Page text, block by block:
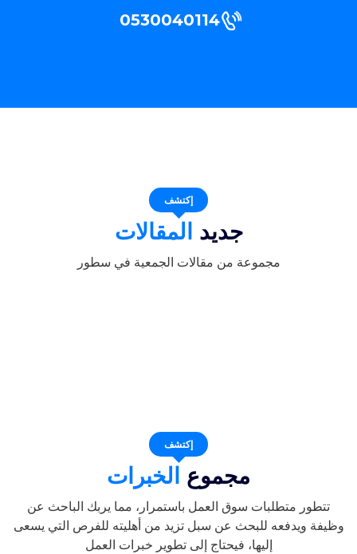
0530040114
إكتشف
جديدالمقالات
مجموعة من مقالات الجمعية في سطور
إكتشف
مجموعالخبرات
تتطور متطلبات سوق العمل باستمرار، مما يربك الباحث عن
وظيفة ويدفعه للبحث عن سبل تزيد من أهليته للفرص التي يسعى
إليها، فيحتاج إلى تطوير خبرات العمل